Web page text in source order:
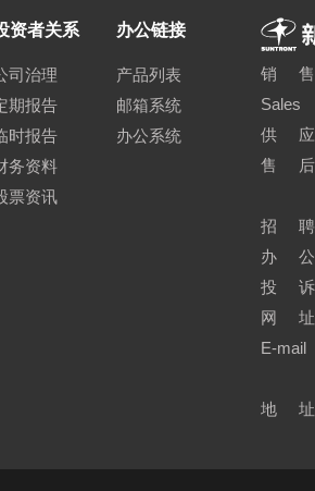
资者关系
司治理
期报告
时报告
务资料
票资讯
办公链接
产品列表
邮箱系统
办公系统
销 售
Sales
供 应
售 后
招 聘
办 公
投 诉
网 址
E-mail
地 址